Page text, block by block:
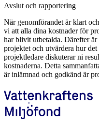
Avslut och rapportering
När genomförandet är klart
vi att alla dina kostnader för
har blivit utbetalda. Därefter
projektet och utvärdera hur
projektledare diskuterar ni
kostnaderna. Detta
är inlämnad och godkänd är